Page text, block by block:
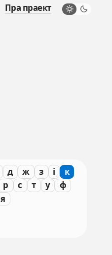
Пра праект
д ж з і
к
р с т у
ф
я